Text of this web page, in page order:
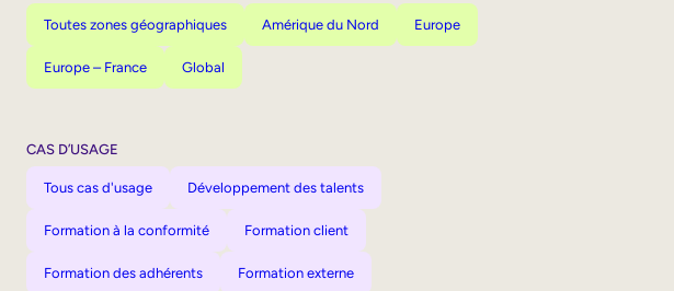
Toutes zones géographiques Amérique du Nord Europe
Europe – France Global
CAS D’USAGE
Tous cas d'usage Développement des talents
Formation à la conformité Formation client
Formation des adhérents Formation externe